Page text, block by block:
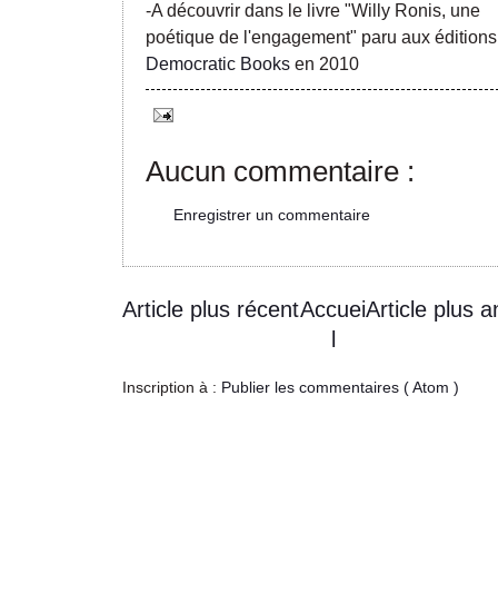
-A découvrir dans le livre "Willy Ronis, une
poétique de l'engagement" paru aux éditions
Democratic Books en 2010
Aucun commentaire :
Enregistrer un commentaire
Article plus récent Article plus
Accuei
Inscription à : Publier les commentaires ( Atom )